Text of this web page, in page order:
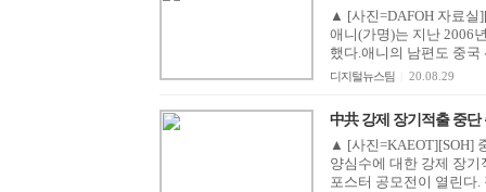
▲ [사진=DAFOH 자료실
애니(가명)는 지난 2006
했다.애니의 남편도 중국
디지털뉴스팀 20.08.29
中共 강제 장기적출 중
▲ [사진=KAEOT][SOH]
양심수에 대한 강제 장
포스터 공모전이 열린다.